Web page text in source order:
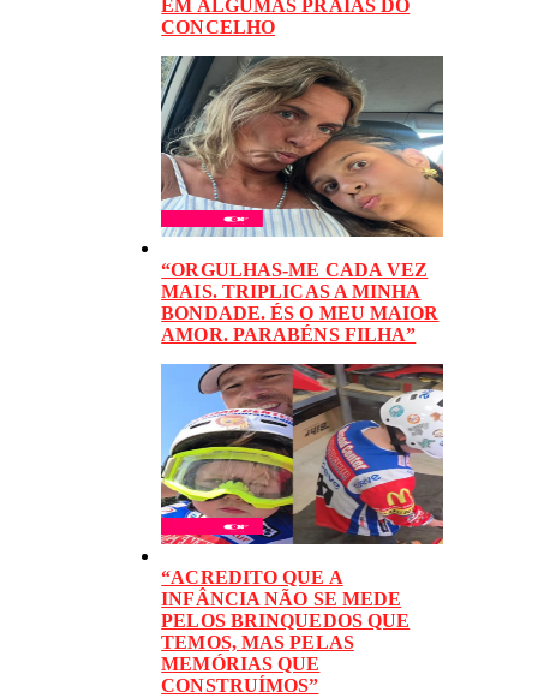
EM ALGUMAS PRAIAS DO
CONCELHO
“ORGULHAS-ME CADA VEZ
MAIS. TRIPLICAS A MINHA
BONDADE. ÉS O MEU MAIOR
AMOR. PARABÉNS FILHA”
“ACREDITO QUE A
INFÂNCIA NÃO SE MEDE
PELOS BRINQUEDOS QUE
TEMOS, MAS PELAS
MEMÓRIAS QUE
CONSTRUÍMOS”